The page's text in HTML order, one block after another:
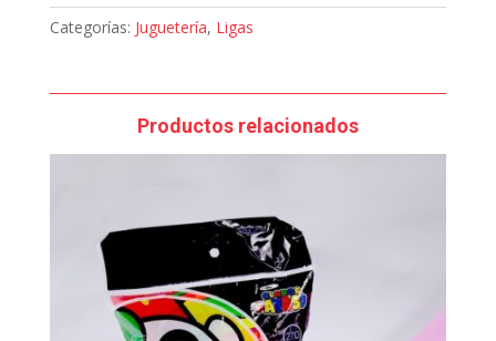
cantidad
Categorías: Juguetería, Ligas
Productos relacionados